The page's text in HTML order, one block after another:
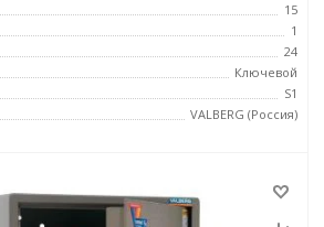
15
1
24
Ключевой
S1
VALBERG (Россия)